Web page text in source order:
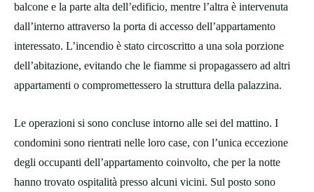
balcone e la parte alta dell’edificio, mentre l’altra è intervenuta
dall’interno attraverso la porta di accesso dell’appartamento
interessato. L’incendio è stato circoscritto a una sola porzione
dell’abitazione, evitando che le fiamme si propagassero ad altri
appartamenti o compromettessero la struttura della palazzina.
Le operazioni si sono concluse intorno alle sei del mattino. I
condomini sono rientrati nelle loro case, con l’unica eccezione
degli occupanti dell’appartamento coinvolto, che per la notte
hanno trovato ospitalità presso alcuni vicini. Sul posto sono